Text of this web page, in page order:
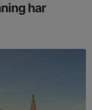
har